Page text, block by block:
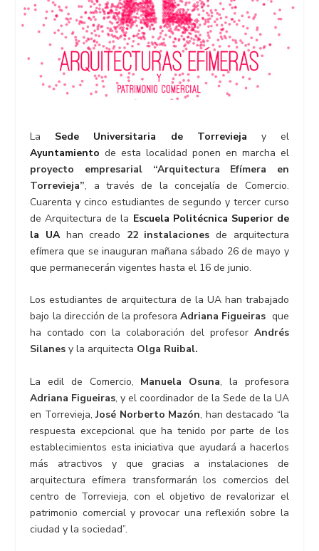
La Sede Universitaria de Torrevieja y el
Ayuntamiento de esta localidad ponen en marcha el
proyecto empresarial “Arquitectura Efímera en
Torrevieja”, a través de la concejalía de Comercio.
Cuarenta y cinco estudiantes de segundo y tercer curso
de Arquitectura de la Escuela Politécnica Superior de
la UAhan creado 22 instalacionesde arquitectura
efímera que se inauguran mañana sábado 26 de mayo y
que permanecerán vigentes hasta el 16 de junio.
Los estudiantes de arquitectura de la UA han trabajado
bajo la dirección de la profesoraAdriana Figueiras que
ha contado con la colaboración del profesor Andrés
Silanes y la arquitecta Olga Ruibal.
La edil de Comercio, Manuela Osuna, la profesora
Adriana Figueiras, y el coordinador de la Sede de la UA
en Torrevieja,José Norberto Mazón, han destacado “la
respuesta excepcional que ha tenido por parte de los
establecimientos esta iniciativa que ayudará a hacerlos
más atractivos y que gracias a instalaciones de
arquitectura efímera transformarán los comercios del
centro de Torrevieja, con el objetivo de revalorizar el
patrimonio comercial y provocar una reflexión sobre la
ciudad y la sociedad”.